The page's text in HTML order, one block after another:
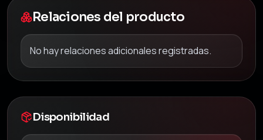
Relaciones del producto
No hay relaciones adicionales registradas.
Disponibilidad